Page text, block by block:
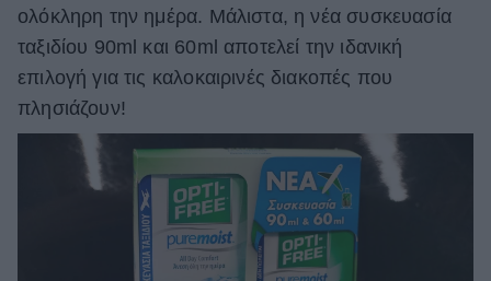
ολόκληρη την ημέρα. Μάλιστα, η νέα συσκευασία
ταξιδίου 90ml και 60ml αποτελεί την ιδανική
επιλογή για τις καλοκαιρινές διακοπές που
πλησιάζουν!